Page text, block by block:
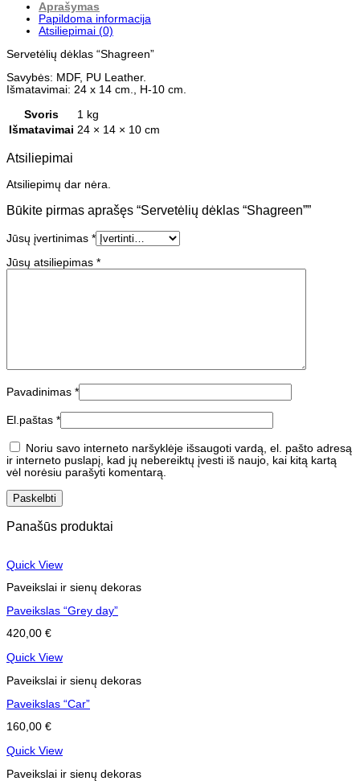
Aprašymas
Papildoma informacija
Atsiliepimai (0)
Servetėlių dėklas “Shagreen”
Savybės: MDF, PU Leather.
Išmatavimai: 24 x 14 cm., H-10 cm.
Svoris
1 kg
Išmatavimai 24 × 14 × 10 cm
Atsiliepimai
Atsiliepimų dar nėra.
Būkite pirmas aprašęs “Servetėlių dėklas “Shagreen””
Jūsų įvertinimas *
Jūsų atsiliepimas *
Pavadinimas *
El.paštas *
Noriu savo interneto naršyklėje išsaugoti vardą, el. pašto adresą
ir interneto puslapį, kad jų nebereiktų įvesti iš naujo, kai kitą kartą
vėl norėsiu parašyti komentarą.
Panašūs produktai
Quick View
Paveikslai ir sienų dekoras
Paveikslas “Grey day”
420,00 €
Quick View
Paveikslai ir sienų dekoras
Paveikslas “Car”
160,00 €
Quick View
Paveikslai ir sienų dekoras